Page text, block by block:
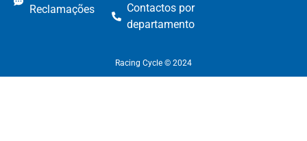
Reclamações
Contactos por
departamento​
Racing Cycle © 2024